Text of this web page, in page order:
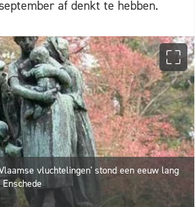
af denkt te hebben.
vluchtelingen' stond een eeuw lang